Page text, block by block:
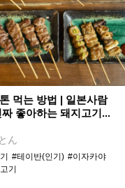
먹는 방법 | 일본사람
짜 좋아하는 돼지고기...
ん
#테이반(인기) #이자카야
기